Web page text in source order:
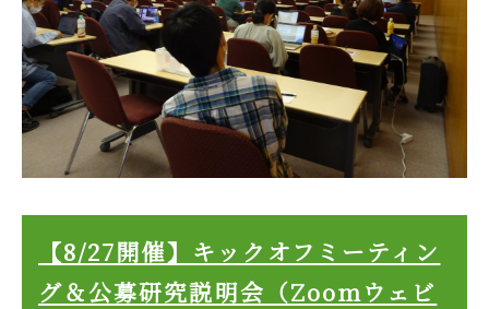
【8/27開催】キックオフミーティン
グ＆公募研究説明会（Zoomウェビ